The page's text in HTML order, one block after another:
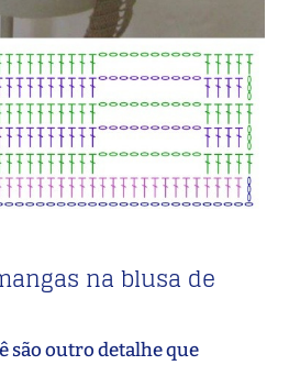
na blusa de
são outro detalhe que